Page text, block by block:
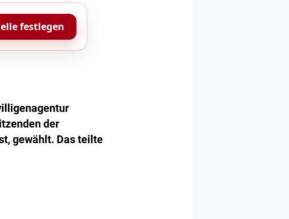
festlegen
der
gewählt. Das teilte